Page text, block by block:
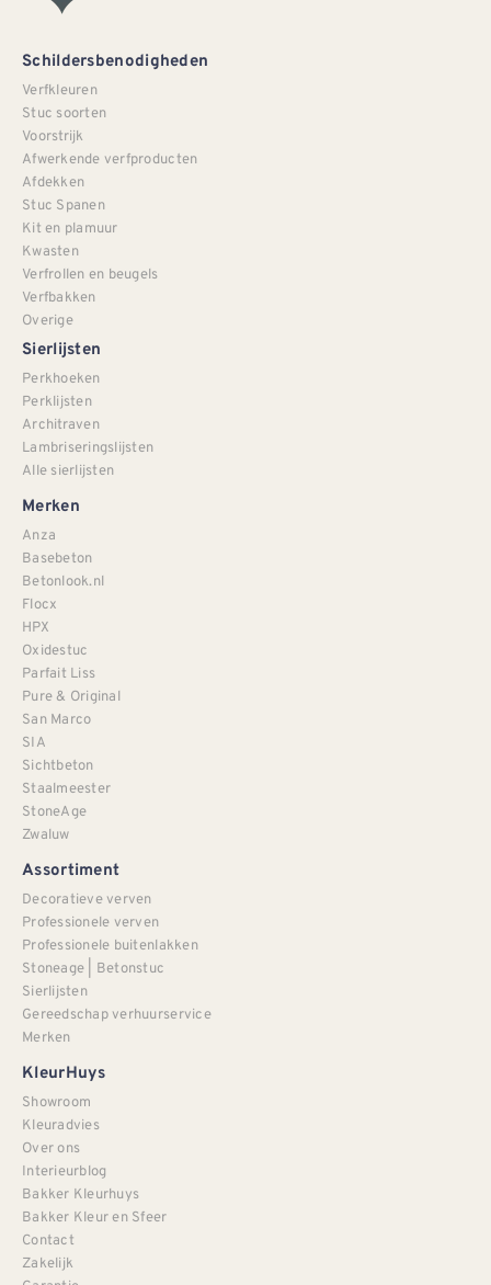
Schildersbenodigheden
Verfkleuren
Stuc soorten
Voorstrijk
Afwerkende verfproducten
Afdekken
Stuc Spanen
Kit en plamuur
Kwasten
Verfrollen en beugels
Verfbakken
Overige
Sierlijsten
Perkhoeken
Perklijsten
Architraven
Lambriseringslijsten
Alle sierlijsten
Merken
Anza
Basebeton
Betonlook.nl
Flocx
HPX
Oxidestuc
Parfait Liss
Pure & Original
San Marco
SIA
Sichtbeton
Staalmeester
StoneAge
Zwaluw
Assortiment
Decoratieve verven
Professionele verven
Professionele buitenlakken
Stoneage | Betonstuc
Sierlijsten
Gereedschap verhuurservice
Merken
KleurHuys
Showroom
Kleuradvies
Over ons
Interieurblog
Bakker Kleurhuys
Bakker Kleur en Sfeer
Contact
Zakelijk